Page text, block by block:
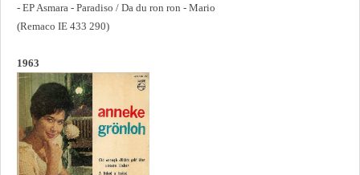
- EP Asmara - Paradiso / Da du ron ron - Mario
(Remaco IE 433 290)
1963